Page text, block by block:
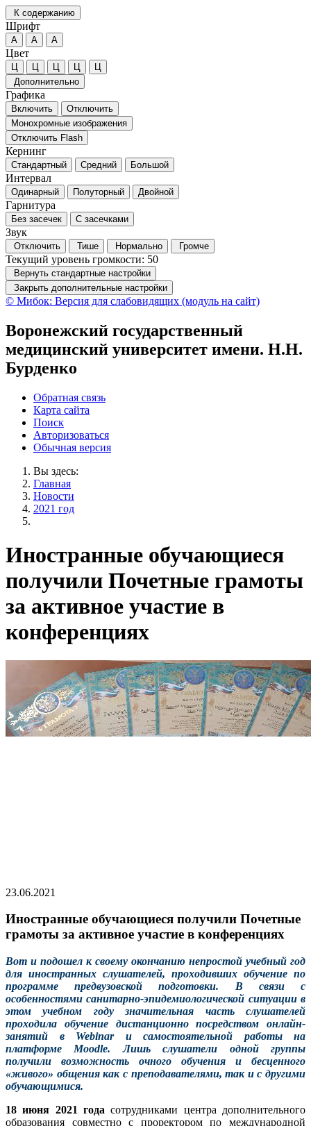
К содержанию
Шрифт
А А А
Цвет
Ц Ц Ц Ц
Ц
Дополнительно
Графика
Включить
Отключить
Монохромные изображения
Отключить Flash
Кернинг
Стандартный Средний Большой
Интервал
Одинарный Полуторный Двойной
Гарнитура
Без засечек С засечками
Звук
Отключить Тише Нормально Громче
Текущий уровень громкости: 50
Вернуть стандартные настройки
Закрыть дополнительные настройки
© Мибок: Версия для слабовидящих (модуль на сайт)
Воронежский государственный
медицинский университет имени. Н.Н.
Бурденко
Обратная связь
Карта сайта
Поиск
Авторизоваться
Обычная версия
Вы здесь:
Главная
Новости
2021 год
Иностранные обучающиеся
получили Почетные грамоты
за активное участие в
конференциях
23.06.2021
Иностранные обучающиеся получили Почетные
грамоты за активное участие в конференциях
Вот и подошел к своему окончанию непростой учебный год
для иностранных слушателей, проходивших обучение по
программе предвузовской подготовки. В связи с
особенностями санитарно-эпидемиологической ситуации в
этом учебном году значительная часть слушателей
проходила обучение дистанционно посредством онлайн-
занятий в Webinar и самостоятельной работы на
платформе Moodle. Лишь слушатели одной группы
получили возможность очного обучения и бесценного
«живого» общения как с преподавателями, так и с другими
обучающимися.
18 июня 2021 года сотрудниками центра дополнительного
образования совместно с проректором по международной